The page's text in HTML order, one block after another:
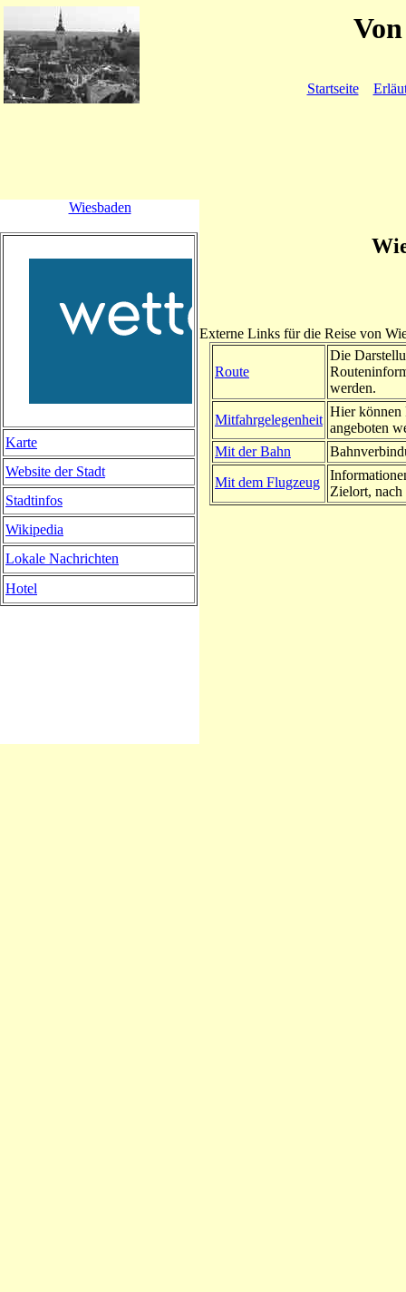
Startseite
Externe Links für die Reise von
Route
Die
werden.
Mitfahrgelegenheit
Hier können
angeboten
Mit der Bahn
Mit dem Flugzeug
Zielort, nach
Wiesbaden
Karte
Website der Stadt
Stadtinfos
Wikipedia
Lokale Nachrichten
Hotel